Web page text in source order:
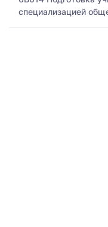
специализацией